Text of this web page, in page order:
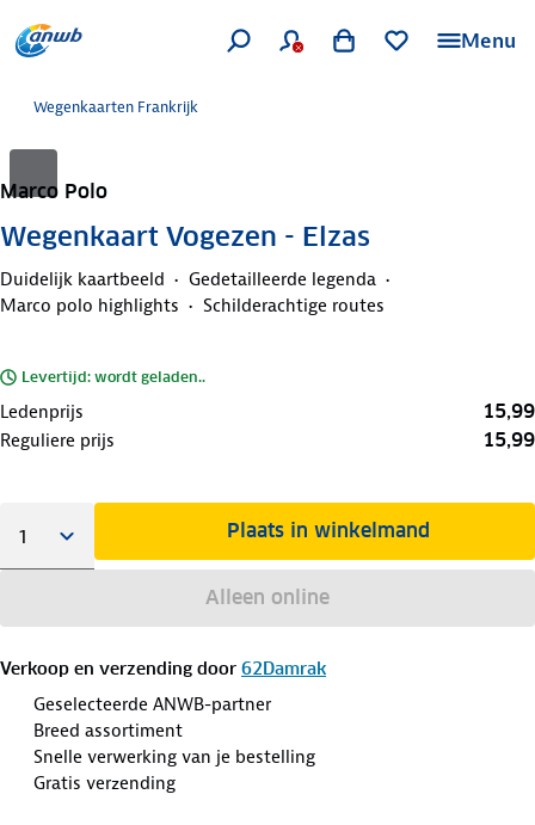
Menu
Wegenkaarten Frankrijk
Marco Polo
Wegenkaart Vogezen - Elzas
Duidelijk kaartbeeld
Gedetailleerde legenda
Marco polo highlights
Schilderachtige routes
Levertijd: wordt geladen..
Ledenprijs 15,99
Reguliere prijs 15,99
Plaats in winkelmand
Alleen online
Verkoop en verzending door 62Damrak
Geselecteerde ANWB-partner
Breed assortiment
Snelle verwerking van je bestelling
Gratis verzending